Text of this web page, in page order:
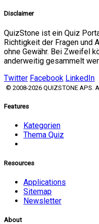
Disclaimer
QuizStone ist ein Quiz
Richtigkeit der Fragen und
ohne Gewähr. Bei Zweifel
anderweitig gesammelt
Twitter Facebook LinkedIn
© 2008-2026 QUIZSTONE APS.
Features
Kategorien
Thema Quiz
Resources
Applications
Sitemap
Newsletter
About